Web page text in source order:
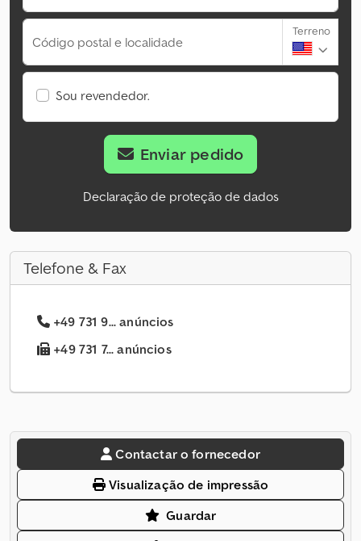
Código postal e localidade
Terreno
Sou revendedor.
Enviar pedido
Declaração de proteção de dados
Telefone & Fax
+49 731 9... anúncios
+49 731 7... anúncios
Contactar o fornecedor
Visualização de impressão
Guardar